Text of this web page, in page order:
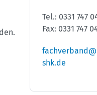
Tel.: 0331 747
Fax: 0331 747
shk.de